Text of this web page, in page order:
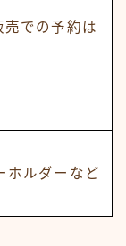
での予約は
ホルダーなど